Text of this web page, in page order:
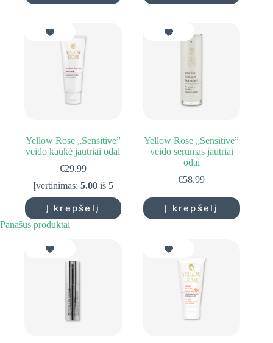
Yellow Rose „Sensitive”
veido kaukė jautriai odai
€29.99
Įvertinimas: 5.00iš 5
Į krepšelį
Yellow Rose „Sensitive”
veido serumas jautriai
odai
€58.99
Į krepšelį
Panašūs produktai